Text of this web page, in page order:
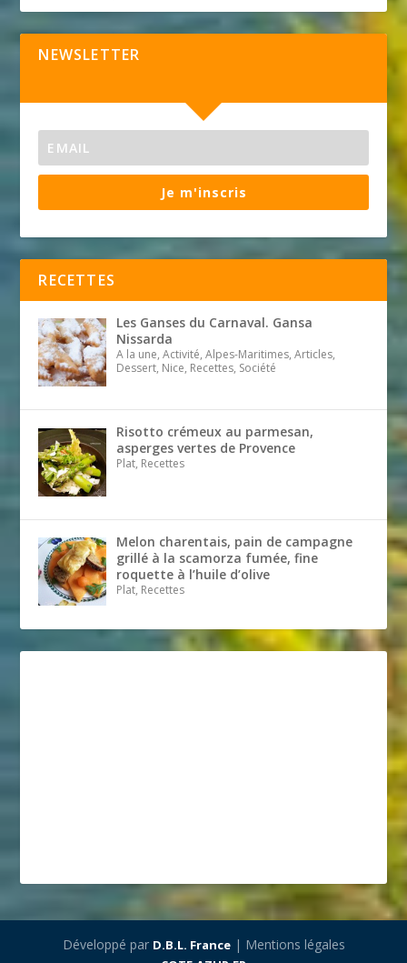
NEWSLETTER
Je m'inscris
RECETTES
Les Ganses du Carnaval. Gansa
Nissarda
A la une, Activité, Alpes-Maritimes, Articles,
Dessert, Nice, Recettes, Société
Risotto crémeux au parmesan,
asperges vertes de Provence
Plat, Recettes
Melon charentais, pain de campagne
grillé à la scamorza fumée, fine
roquette à l’huile d’olive
Plat, Recettes
Développé par D.B.L. France| Mentions légales